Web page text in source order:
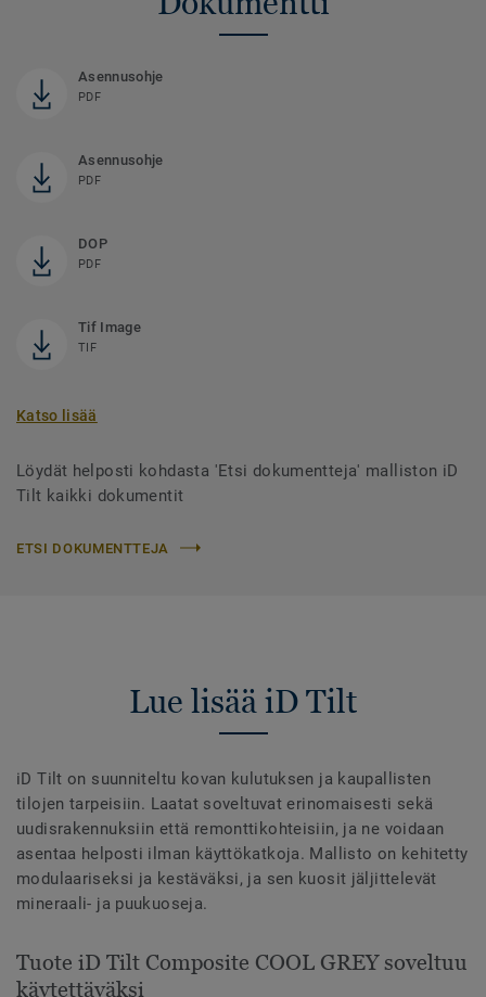
Asennusohje
PDF
Asennusohje
PDF
DOP
PDF
Tif Image
TIF
Katso lisää
Löydät helposti kohdasta 'Etsi dokumentteja' malliston iD
Tilt kaikki dokumentit
ETSI DOKUMENTTEJA
Lue lisää iD Tilt
iD Tilt on suunniteltu kovan kulutuksen ja kaupallisten
tilojen tarpeisiin. Laatat soveltuvat erinomaisesti sekä
uudisrakennuksiin että remonttikohteisiin, ja ne voidaan
asentaa helposti ilman käyttökatkoja. Mallisto on kehitetty
modulaariseksi ja kestäväksi, ja sen kuosit jäljittelevät
mineraali- ja puukuoseja.
Tuote iD Tilt Composite COOL GREY soveltuu
käytettäväksi